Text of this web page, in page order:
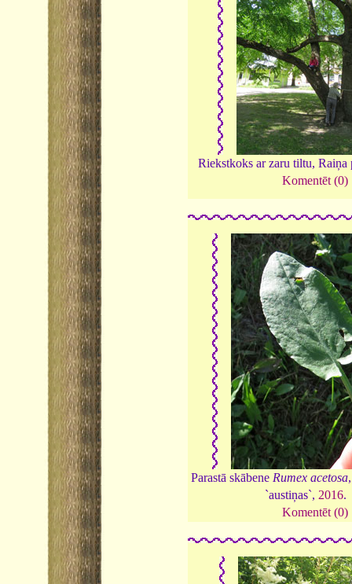
Riekstkoks ar zaru tiltu,
Komentēt (0)
Parastā skābene Rumex acetosa
`austiņas`, 2016.
Komentēt (0)